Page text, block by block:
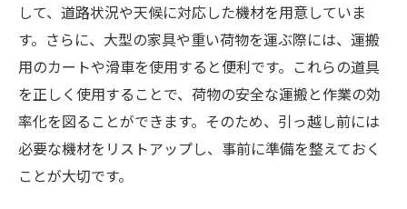
して、道路状況や天候に対応した機材を用意していま
す。さらに、大型の家具や重い荷物を運ぶ際には、運搬
用のカートや滑車を使用すると便利です。これらの道具
を正しく使用することで、荷物の安全な運搬と作業の効
率化を図ることができます。そのため、引っ越し前には
必要な機材をリストアップし、事前に準備を整えておく
ことが大切です。